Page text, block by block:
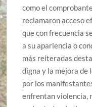
como el
reclamaron acceso
que con frecuencia
a su apariencia o
más reiteradas
digna y la mejora de
por los
enfrentan violencia,